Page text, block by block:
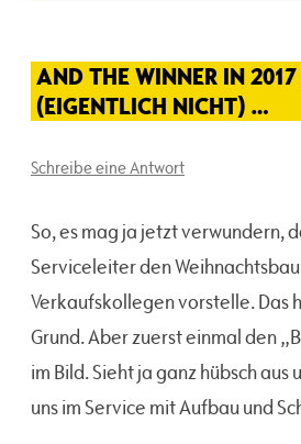
AND THE WINNER IN
(EIGENTLICH NICHT) …
Schreibe eine Antwort
So, es mag ja jetzt verwundern,
Serviceleiter den
Verkaufskollegen vorstelle. Das
Grund. Aber zuerst einmal den
im Bild. Sieht ja ganz hübsch aus
uns im Service mit Aufbau und